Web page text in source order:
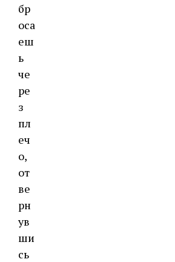
бр
оса
еш
ь
че
ре
з
пл
еч
о,
от
ве
рн
ув
ши
сь